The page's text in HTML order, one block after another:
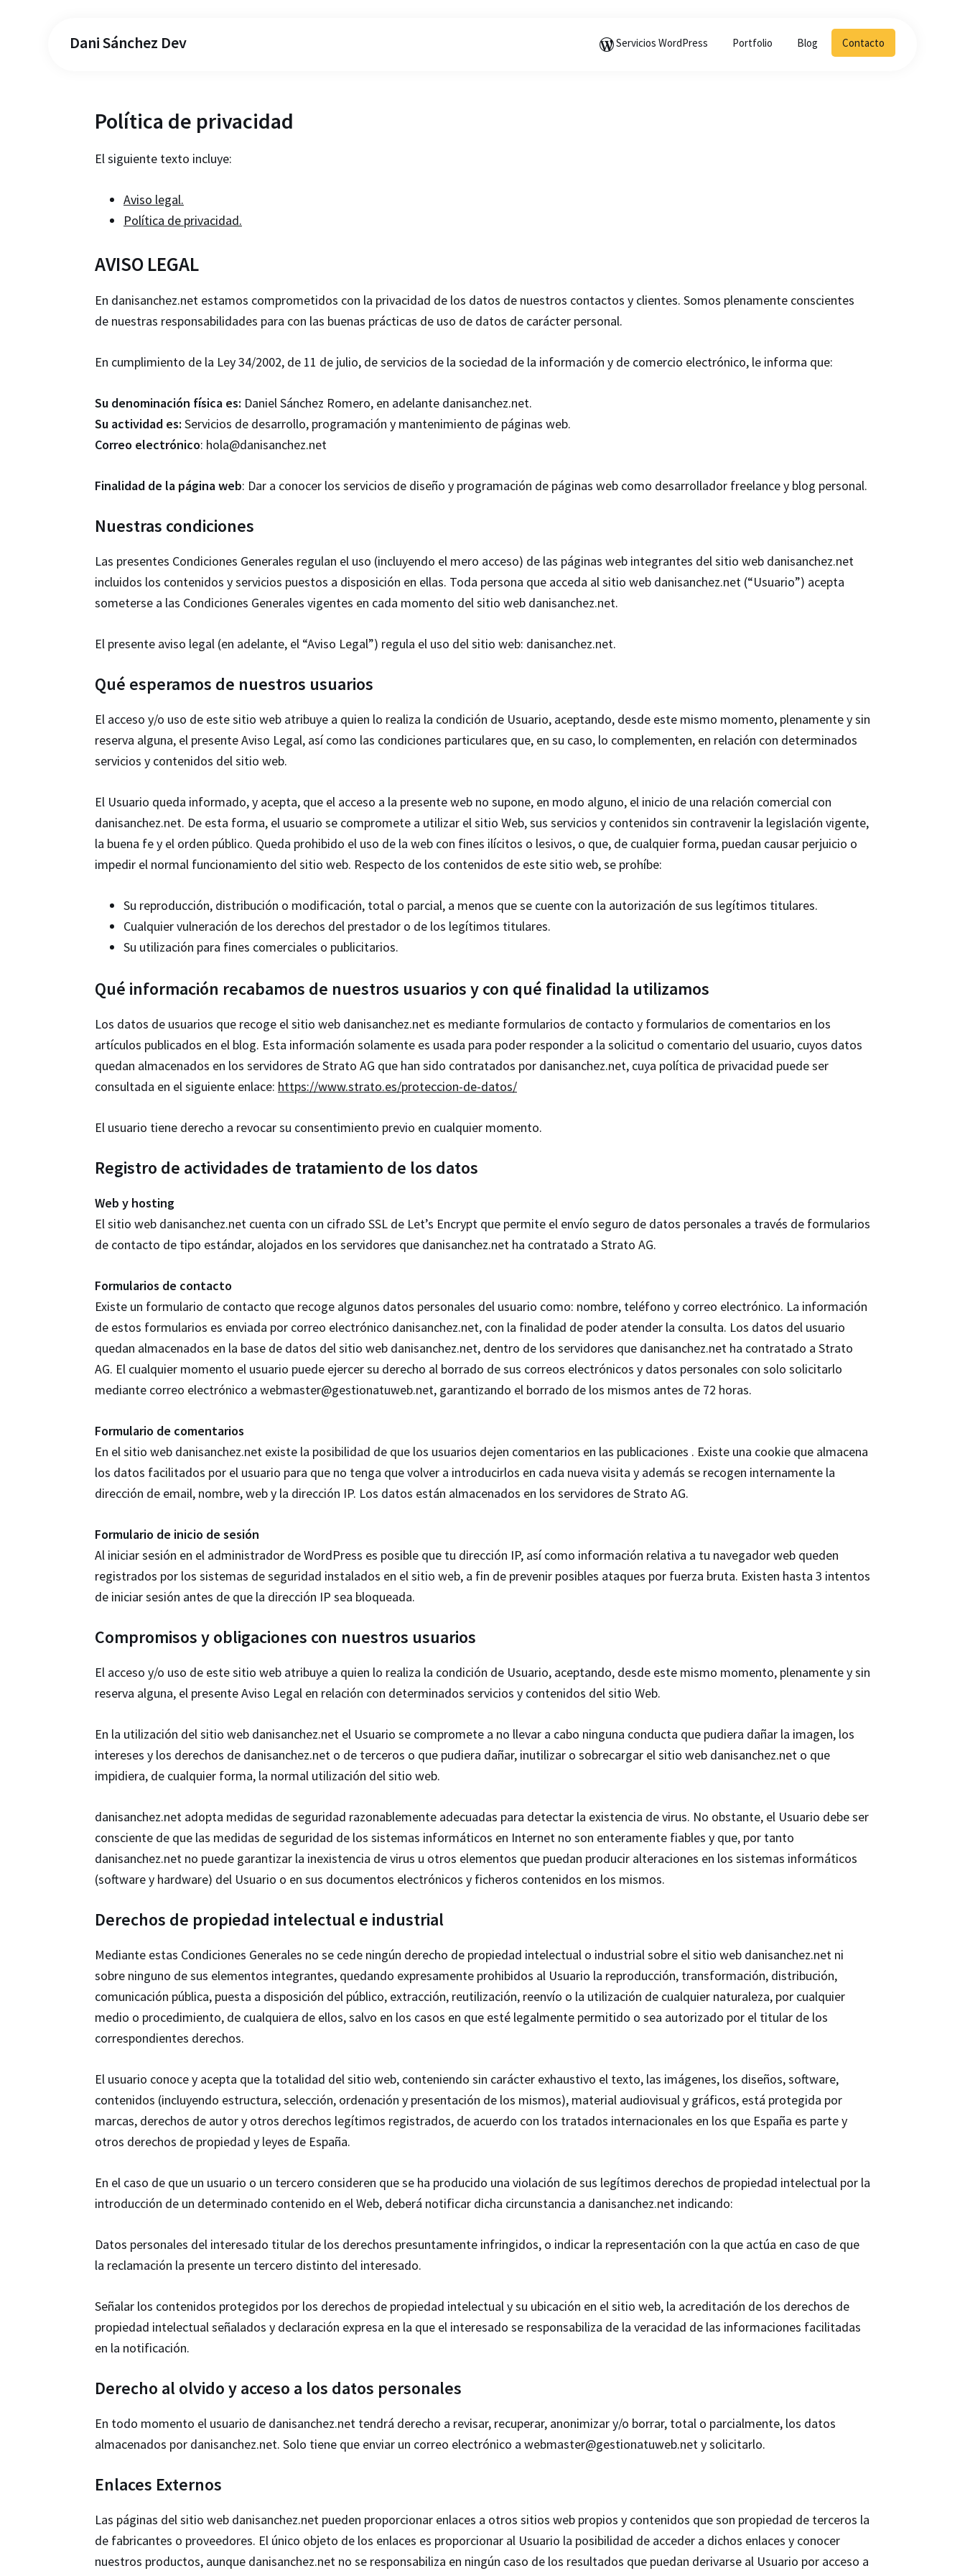
Dani Sánchez Dev Servicios WordPress Portfolio Blog Contacto
Política de privacidad
El siguiente texto incluye:
Aviso legal.
Política de privacidad.
AVISO LEGAL
En danisanchez.net estamos comprometidos con la privacidad de los datos de nuestros contactos y clientes. Somos plenamente conscientes
de nuestras responsabilidades para con las buenas prácticas de uso de datos de carácter personal.
En cumplimiento de la Ley 34/2002, de 11 de julio, de servicios de la sociedad de la información y de comercio electrónico, le informa que:
Su denominación física es: Daniel Sánchez Romero, en adelante danisanchez.net.
Su actividad es: Servicios de desarrollo, programación y mantenimiento de páginas web.
Correo electrónico: hola@danisanchez.net
Finalidad de la página web: Dar a conocer los servicios de diseño y programación de páginas web como desarrollador freelance y blog personal.
Nuestras condiciones
Las presentes Condiciones Generales regulan el uso (incluyendo el mero acceso) de las páginas web integrantes del sitio web danisanchez.net
incluidos los contenidos y servicios puestos a disposición en ellas. Toda persona que acceda al sitio web danisanchez.net (“Usuario”) acepta
someterse a las Condiciones Generales vigentes en cada momento del sitio web danisanchez.net.
El presente aviso legal (en adelante, el “Aviso Legal”) regula el uso del sitio web: danisanchez.net.
Qué esperamos de nuestros usuarios
El acceso y/o uso de este sitio web atribuye a quien lo realiza la condición de Usuario, aceptando, desde este mismo momento, plenamente y sin
reserva alguna, el presente Aviso Legal, así como las condiciones particulares que, en su caso, lo complementen, en relación con determinados
servicios y contenidos del sitio web.
El Usuario queda informado, y acepta, que el acceso a la presente web no supone, en modo alguno, el inicio de una relación comercial con
danisanchez.net. De esta forma, el usuario se compromete a utilizar el sitio Web, sus servicios y contenidos sin contravenir la legislación vigente,
la buena fe y el orden público. Queda prohibido el uso de la web con fines ilícitos o lesivos, o que, de cualquier forma, puedan causar perjuicio o
impedir el normal funcionamiento del sitio web. Respecto de los contenidos de este sitio web, se prohíbe:
Su reproducción, distribución o modificación, total o parcial, a menos que se cuente con la autorización de sus legítimos titulares.
Cualquier vulneración de los derechos del prestador o de los legítimos titulares.
Su utilización para fines comerciales o publicitarios.
Qué información recabamos de nuestros usuarios y con qué finalidad la utilizamos
Los datos de usuarios que recoge el sitio web danisanchez.net es mediante formularios de contacto y formularios de comentarios en los
artículos publicados en el blog. Esta información solamente es usada para poder responder a la solicitud o comentario del usuario, cuyos datos
quedan almacenados en los servidores de Strato AG que han sido contratados por danisanchez.net, cuya política de privacidad puede ser
consultada en el siguiente enlace: https://www.strato.es/proteccion-de-datos/
El usuario tiene derecho a revocar su consentimiento previo en cualquier momento.
Registro de actividades de tratamiento de los datos
Web y hosting
El sitio web danisanchez.net cuenta con un cifrado SSL de Let’s Encrypt que permite el envío seguro de datos personales a través de formularios
de contacto de tipo estándar, alojados en los servidores que danisanchez.net ha contratado a Strato AG.
Formularios de contacto
Existe un formulario de contacto que recoge algunos datos personales del usuario como: nombre, teléfono y correo electrónico. La información
de estos formularios es enviada por correo electrónico danisanchez.net, con la finalidad de poder atender la consulta. Los datos del usuario
quedan almacenados en la base de datos del sitio web danisanchez.net, dentro de los servidores que danisanchez.net ha contratado a Strato
AG. El cualquier momento el usuario puede ejercer su derecho al borrado de sus correos electrónicos y datos personales con solo solicitarlo
mediante correo electrónico a webmaster@gestionatuweb.net, garantizando el borrado de los mismos antes de 72 horas.
Formulario de comentarios
En el sitio web danisanchez.net existe la posibilidad de que los usuarios dejen comentarios en las publicaciones . Existe una cookie que almacena
los datos facilitados por el usuario para que no tenga que volver a introducirlos en cada nueva visita y además se recogen internamente la
dirección de email, nombre, web y la dirección IP. Los datos están almacenados en los servidores de Strato AG.
Formulario de inicio de sesión
Al iniciar sesión en el administrador de WordPress es posible que tu dirección IP, así como información relativa a tu navegador web queden
registrados por los sistemas de seguridad instalados en el sitio web, a fin de prevenir posibles ataques por fuerza bruta. Existen hasta 3 intentos
de iniciar sesión antes de que la dirección IP sea bloqueada.
Compromisos y obligaciones con nuestros usuarios
El acceso y/o uso de este sitio web atribuye a quien lo realiza la condición de Usuario, aceptando, desde este mismo momento, plenamente y sin
reserva alguna, el presente Aviso Legal en relación con determinados servicios y contenidos del sitio Web.
En la utilización del sitio web danisanchez.net el Usuario se compromete a no llevar a cabo ninguna conducta que pudiera dañar la imagen, los
intereses y los derechos de danisanchez.net o de terceros o que pudiera dañar, inutilizar o sobrecargar el sitio web danisanchez.net o que
impidiera, de cualquier forma, la normal utilización del sitio web.
danisanchez.net adopta medidas de seguridad razonablemente adecuadas para detectar la existencia de virus. No obstante, el Usuario debe ser
consciente de que las medidas de seguridad de los sistemas informáticos en Internet no son enteramente fiables y que, por tanto
danisanchez.net no puede garantizar la inexistencia de virus u otros elementos que puedan producir alteraciones en los sistemas informáticos
(software y hardware) del Usuario o en sus documentos electrónicos y ficheros contenidos en los mismos.
Derechos de propiedad intelectual e industrial
Mediante estas Condiciones Generales no se cede ningún derecho de propiedad intelectual o industrial sobre el sitio web danisanchez.net ni
sobre ninguno de sus elementos integrantes, quedando expresamente prohibidos al Usuario la reproducción, transformación, distribución,
comunicación pública, puesta a disposición del público, extracción, reutilización, reenvío o la utilización de cualquier naturaleza, por cualquier
medio o procedimiento, de cualquiera de ellos, salvo en los casos en que esté legalmente permitido o sea autorizado por el titular de los
correspondientes derechos.
El usuario conoce y acepta que la totalidad del sitio web, conteniendo sin carácter exhaustivo el texto, las imágenes, los diseños, software,
contenidos (incluyendo estructura, selección, ordenación y presentación de los mismos), material audiovisual y gráficos, está protegida por
marcas, derechos de autor y otros derechos legítimos registrados, de acuerdo con los tratados internacionales en los que España es parte y
otros derechos de propiedad y leyes de España.
En el caso de que un usuario o un tercero consideren que se ha producido una violación de sus legítimos derechos de propiedad intelectual por la
introducción de un determinado contenido en el Web, deberá notificar dicha circunstancia a danisanchez.net indicando:
Datos personales del interesado titular de los derechos presuntamente infringidos, o indicar la representación con la que actúa en caso de que
la reclamación la presente un tercero distinto del interesado.
Señalar los contenidos protegidos por los derechos de propiedad intelectual y su ubicación en el sitio web, la acreditación de los derechos de
propiedad intelectual señalados y declaración expresa en la que el interesado se responsabiliza de la veracidad de las informaciones facilitadas
en la notificación.
Derecho al olvido y acceso a los datos personales
En todo momento el usuario de danisanchez.net tendrá derecho a revisar, recuperar, anonimizar y/o borrar, total o parcialmente, los datos
almacenados por danisanchez.net. Solo tiene que enviar un correo electrónico a webmaster@gestionatuweb.net y solicitarlo.
Enlaces Externos
Las páginas del sitio web danisanchez.net pueden proporcionar enlaces a otros sitios web propios y contenidos que son propiedad de terceros la
de fabricantes o proveedores. El único objeto de los enlaces es proporcionar al Usuario la posibilidad de acceder a dichos enlaces y conocer
nuestros productos, aunque danisanchez.net no se responsabiliza en ningún caso de los resultados que puedan derivarse al Usuario por acceso a